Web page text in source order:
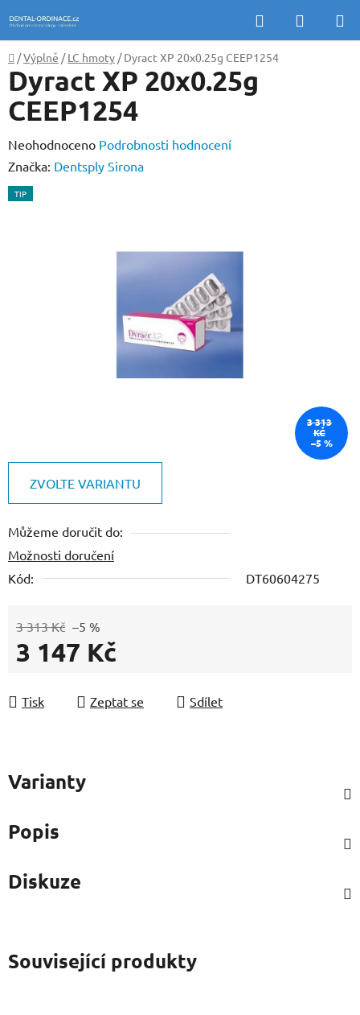
na
obsah
Hledat
KOŠÍK
Domů
/Výplně / LC hmoty / Dyract XP 20x0.25g CEEP1254
ZVOLTE VARIANTU
Můžeme doručit do:
Možnosti doručení
Kód:
DT60604275
3 313 Kč –5 %
3 147 Kč
Tisk
Zeptat se Sdílet
Dyract XP 20x0.25g
CEEP1254
Průměrné
hodnocení
produktu
Neohodnoceno Podrobnosti hodnocení
Značka: Dentsply Sirona
TIP
3 313
KČ
–5 %
Varianty
Popis
Diskuze
Související produkty